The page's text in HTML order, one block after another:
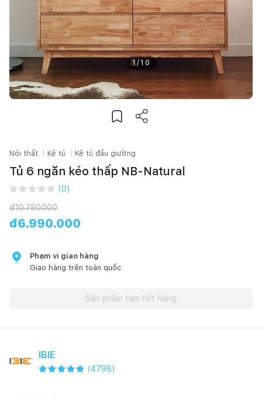
1 /10
Nội thất Kệ tủ Kệ tủ đầu giường
Tủ 6 ngăn kéo thấp NB-Natural
(0)
đ10.750.000
đ6.990.000
Phạm vi giao hàng
Giao hàng trên toàn quốc
Sản phẩm tạm hết hàng
IBIE
(4798)